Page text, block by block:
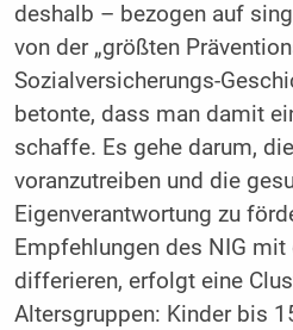
deshalb – bezogen auf
von der „größten
Sozialversicherungs-
betonte, dass man damit
schaffe. Es gehe darum,
voranzutreiben und die
Eigenverantwortung zu
Empfehlungen des NIG
differieren, erfolgt eine
Altersgruppen: Kinder bis